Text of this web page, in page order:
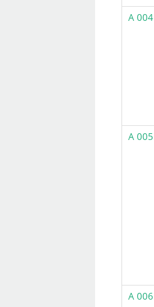
A 004
A 005
A 006